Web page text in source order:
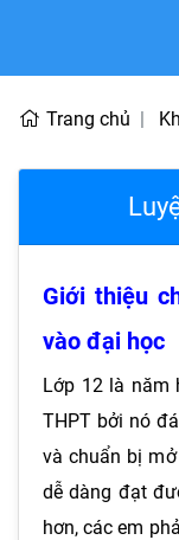
Trang chủ
Giới thiệu
vào đại học
Lớp 12 là năm
THPT bởi nó
và chuẩn bị
dễ dàng đạt
hơn, các em